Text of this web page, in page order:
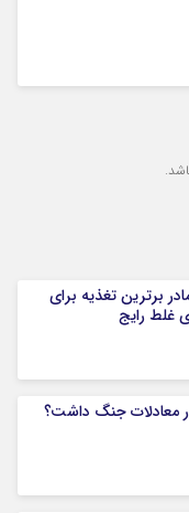
برترین تغذیه برای
غلط رایج
در معادلات جنگ داشت؟